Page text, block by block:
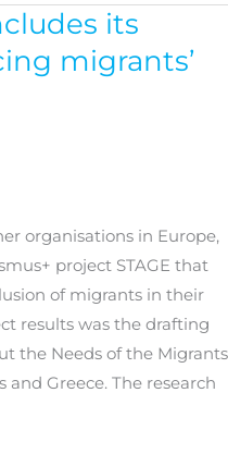
its
migrants’
organisations in Europe,
project STAGE that
of migrants in their
results was the drafting
the Needs of the Migrants
and Greece. The research